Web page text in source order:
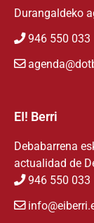
Durangaldeko
946 550 033
EI! Berri
Debabarrena
actualidad de
946 550 033